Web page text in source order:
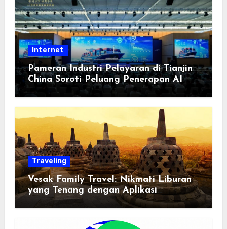
Internet
Pameran Industri Pelayaran di Tianjin
China Soroti Peluang Penerapan AI
Traveling
Vesak Family Travel: Nikmati Liburan
yang Tenang dengan Aplikasi
Pemindai PDF